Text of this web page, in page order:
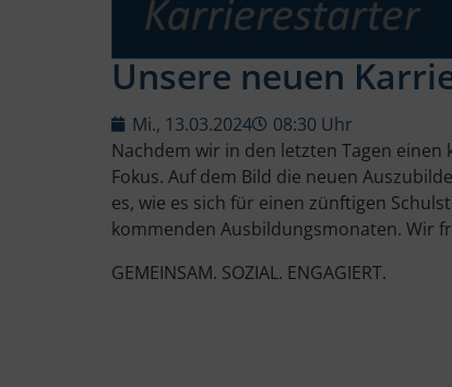
Unsere neuen
Mi., 13.03.2024
08:30 Uhr
Nachdem wir in den letzten Tagen
Fokus. Auf dem Bild die neuen
es, wie es sich für einen zünftigen
kommenden Ausbildungsmonaten. Wir
GEMEINSAM. SOZIAL. ENGAGIERT.